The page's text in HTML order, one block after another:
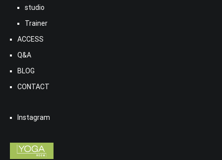
studio
Trainer
ACCESS
Q&A
BLOG
CONTACT
Instagram